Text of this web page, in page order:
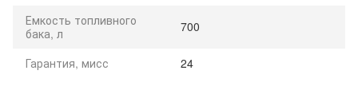
Емкость топливного
бака, л
700
Гарантия, мисс 24